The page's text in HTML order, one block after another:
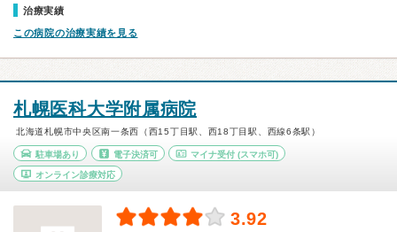
治療実績
この病院の治療実績を見る
札幌医科大学附属病院
北海道札幌市中央区南一条西（西15丁目駅、西18丁目駅、西線6条駅）
駐車場あり 電子決済可 マイナ受付 (スマホ可)
オンライン診療対応
3.92